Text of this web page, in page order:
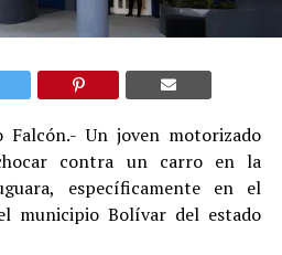
Falcón.- Un joven motorizado
contra un carro en la
específicamente en el
municipio Bolívar del estado